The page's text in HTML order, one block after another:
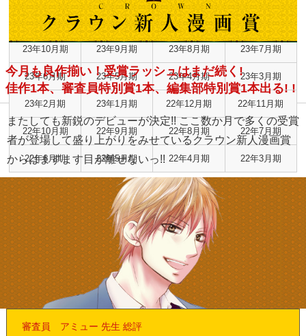
24年2月期 24年1月期 23年12月期 23年11月期
23年10月期 23年9月期 23年8月期 23年7月期
23年6月期 23年5月期 23年4月期 23年3月期
23年2月期 23年1月期 22年12月期 22年11月期
22年10月期 22年9月期 22年8月期 22年7月期
22年6月期 22年5月期 22年4月期 22年3月期
RISE新人漫画賞 結果発表
今月も良作揃い！受賞ラッシュはまだ続く!
佳作1本、審査員特別賞1本、編集部特別賞1本出る! !
またしても新鋭のデビューが決定!! ここ数か月で多くの受賞
者が登場して盛り上がりをみせているクラウン新人漫画賞
からはますます目が離せないっ!!
審査員 アミュー 先生 総評